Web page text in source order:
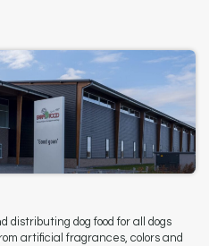
distributing dog food for all dogs
artificial fragrances, colors and